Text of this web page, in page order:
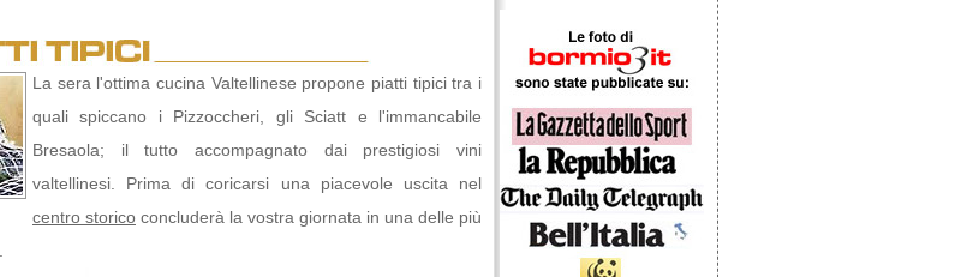
La sera l'ottima cucina Valtellinese propone piatti tipici tra i
quali spiccano i Pizzoccheri, gli Sciatt e l'immancabile
Bresaola; il tutto accompagnato dai prestigiosi vini
valtellinesi. Prima di coricarsi una piacevole uscita nel
centro storico concluderà la vostra giornata in una delle più